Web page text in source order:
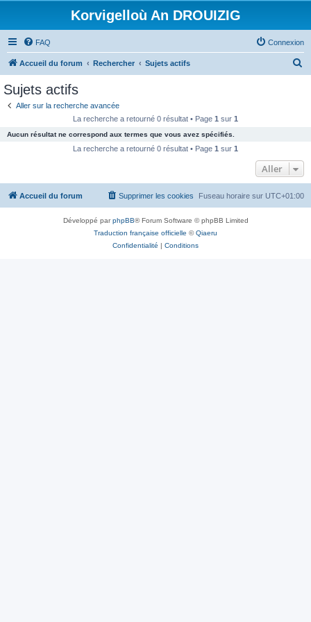
Korvigelloù An DROUIZIG
FAQ Connexion
Accueil du forum Rechercher Sujets actifs
c
e
Sujets actifs
Aller sur la recherche avancée
La recherche a retourné 0 résultat • Page 1 sur 1
Aucun résultat ne correspond aux termes que vous avez spécifiés.
La recherche a retourné 0 résultat • Page 1 sur 1
Aller
Accueil du forum Fuseau horaire sur UTC+01:00
Supprimer les cookies
Développé parphpBB® Forum Software © phpBB Limited
Traduction française officielle ©Qiaeru
Confidentialité | Conditions